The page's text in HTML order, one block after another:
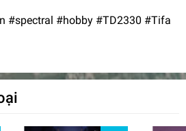
#spectral #hobby #TD2330 #Tifa